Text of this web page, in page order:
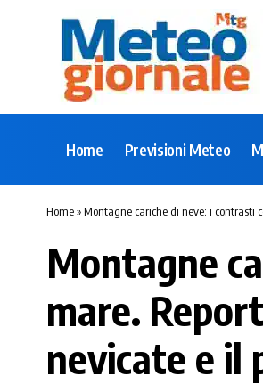
Home Previsioni Meteo
Home»Montagne cariche di neve: i contrasti
Montagne
mare.
nevicate e il